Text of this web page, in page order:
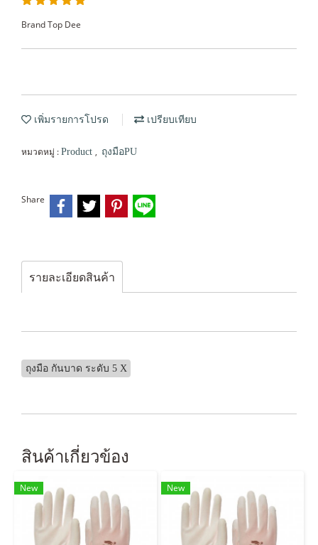
Brand Top Dee
เพิ่มรายการโปรด เปรียบเทียบ
หมวดหมู่ : Product , ถุงมือPU
Share
รายละเอียดสินค้า
ถุงมือ กันบาด ระดับ 5 X
สินค้าเกี่ยวข้อง
New New